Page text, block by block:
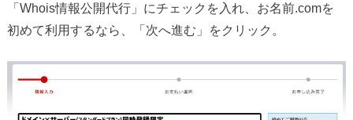
「Whois情報公開代行」にチェックを入れ、お名前.comを
初めて利用するなら、「次へ進む」をクリック。